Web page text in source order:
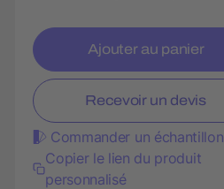
Ajouter au panier
Recevoir un devis
Commander un échantillon
Copier le lien du produit
personnalisé